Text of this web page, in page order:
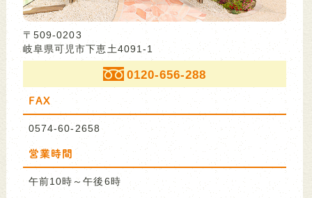
〒509-0203
岐阜県可児市下恵土4091-1
0120-656-288
FAX
0574-60-2658
営業時間
午前10時～午後6時